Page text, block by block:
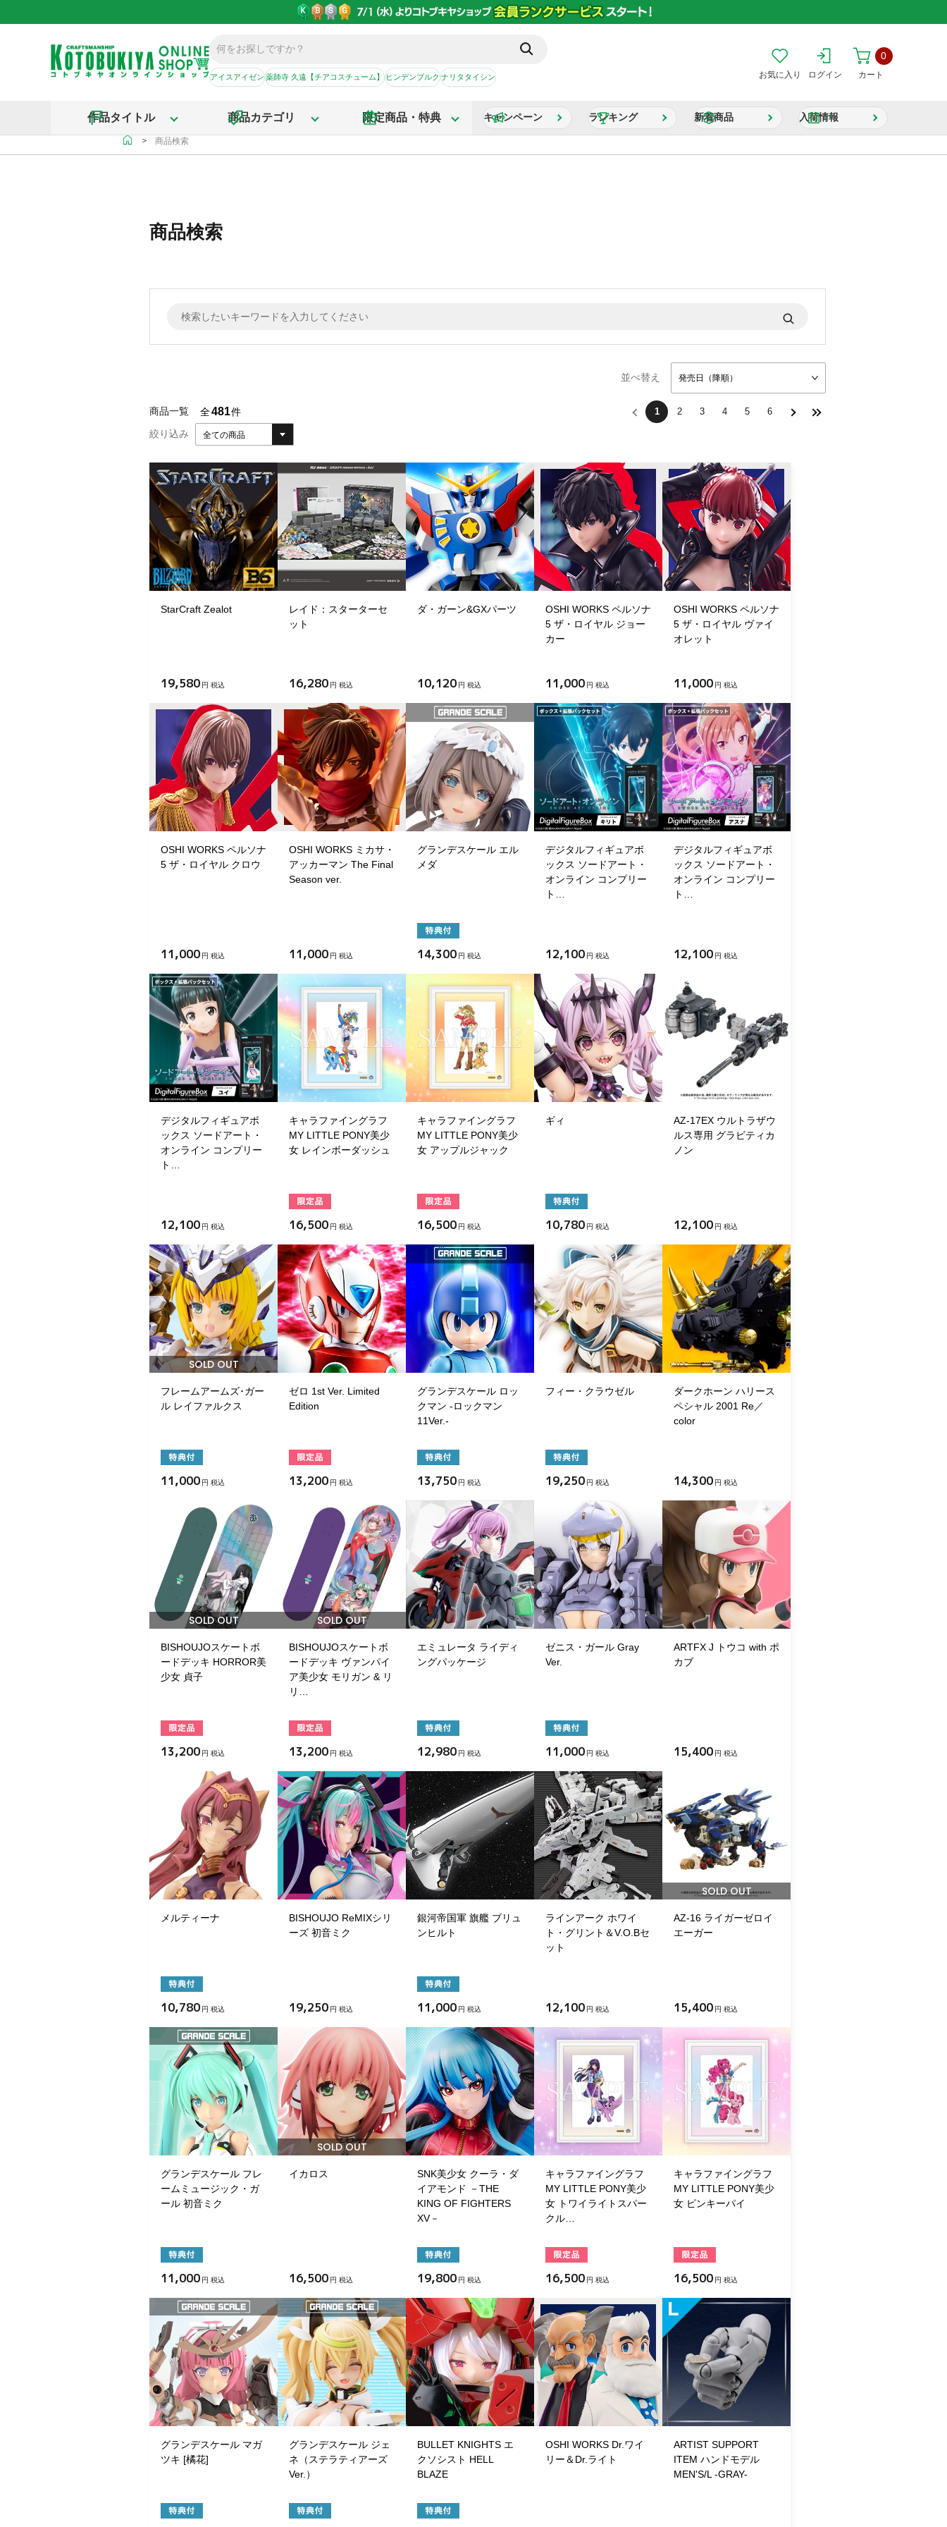
アイスアイゼン薬師寺 久遠【チアコスチューム】ヒンデンブルクナリタタイシン お気に入り ログイン カート
0
作品タイトル 商品カテゴリ 限定商品・特典 キャンペーン ランキング 新着商品 入荷情報
＞ 商品検索
商品検索
並べ替え 発売日（降順）
商品一覧 全481件 1 2 3 4 5 6
絞り込み 全ての商品
StarCraft Zealot
19,580 円 税込
レイド：スターターセ
ット
16,280 円 税込
ダ・ガーン&GXパーツ
10,120 円 税込
OSHI WORKS ペルソナ
5 ザ・ロイヤル ジョー
カー
11,000 円 税込
OSHI WORKS ペルソナ
5 ザ・ロイヤル ヴァイ
オレット
11,000 円 税込
OSHI WORKS ペルソナ
5 ザ・ロイヤル クロウ
11,000 円 税込
OSHI WORKS ミカサ・
アッカーマン The Final
Season ver.
11,000 円 税込
グランデスケール エル
メダ
14,300 円 税込
デジタルフィギュアボ
ックス ソードアート・
オンライン コンプリー
ト…
12,100 円 税込
デジタルフィギュアボ
ックス ソードアート・
オンライン コンプリー
ト…
12,100 円 税込
デジタルフィギュアボ
ックス ソードアート・
オンライン コンプリー
ト…
12,100 円 税込
キャラファイングラフ
MY LITTLE PONY美少
女 レインボーダッシュ
16,500 円 税込
キャラファイングラフ
MY LITTLE PONY美少
女 アップルジャック
16,500 円 税込
ギィ
10,780 円 税込
AZ-17EX ウルトラザウ
ルス専用 グラビティカ
ノン
12,100 円 税込
SOLD OUT
フレームアームズ･ガー
ル レイファルクス
11,000 円 税込
ゼロ 1st Ver. Limited
Edition
13,200 円 税込
グランデスケール ロッ
クマン -ロックマン
11Ver.-
13,750 円 税込
フィー・クラウゼル
19,250 円 税込
ダークホーン ハリース
ペシャル 2001 Re／
color
14,300 円 税込
SOLD OUT
BISHOUJOスケートボ
ードデッキ HORROR美
少女 貞子
13,200 円 税込
SOLD OUT
BISHOUJOスケートボ
ードデッキ ヴァンパイ
ア美少女 モリガン & リ
リ…
13,200 円 税込
エミュレータ ライディ
ングパッケージ
12,980 円 税込
ゼニス・ガール Gray
Ver.
11,000 円 税込
ARTFX J トウコ with ポ
カブ
15,400 円 税込
メルティーナ
10,780 円 税込
BISHOUJO ReMIXシリ
ーズ 初音ミク
19,250 円 税込
銀河帝国軍 旗艦 ブリュ
ンヒルト
11,000 円 税込
ラインアーク ホワイ
ト・グリント＆V.O.Bセ
ット
12,100 円 税込
SOLD OUT
AZ-16 ライガーゼロイ
エーガー
15,400 円 税込
グランデスケール フレ
ームミュージック・ガ
ール 初音ミク
11,000 円 税込
SOLD OUT
イカロス
16,500 円 税込
SNK美少女 クーラ・ダ
イアモンド －THE
KING OF FIGHTERS
XV－
19,800 円 税込
キャラファイングラフ
MY LITTLE PONY美少
女 トワイライトスパー
クル…
16,500 円 税込
キャラファイングラフ
MY LITTLE PONY美少
女 ピンキーパイ
16,500 円 税込
グランデスケール マガ
ツキ [橘花]
グランデスケール ジェ
ネ（ステラティアーズ
Ver.）
BULLET KNIGHTS エ
クソシスト HELL
BLAZE
OSHI WORKS Dr.ワイ
リー＆Dr.ライト
ARTIST SUPPORT
ITEM ハンドモデル
MEN'S/L -GRAY-